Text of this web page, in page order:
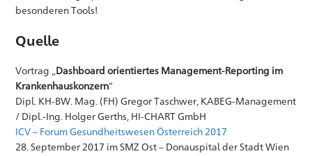
besonderen Tools!
Quelle
Vortrag „ Dashboard orientiertes Management-Reporting im
Krankenhauskonzern“
Dipl. KH-BW. Mag. (FH) Gregor Taschwer, KABEG-Management
/ Dipl.-Ing. Holger Gerths, HI-CHART GmbH
ICV – Forum Gesundheitswesen Österreich 2017
28. September 2017 im SMZ Ost – Donauspital der Stadt Wien